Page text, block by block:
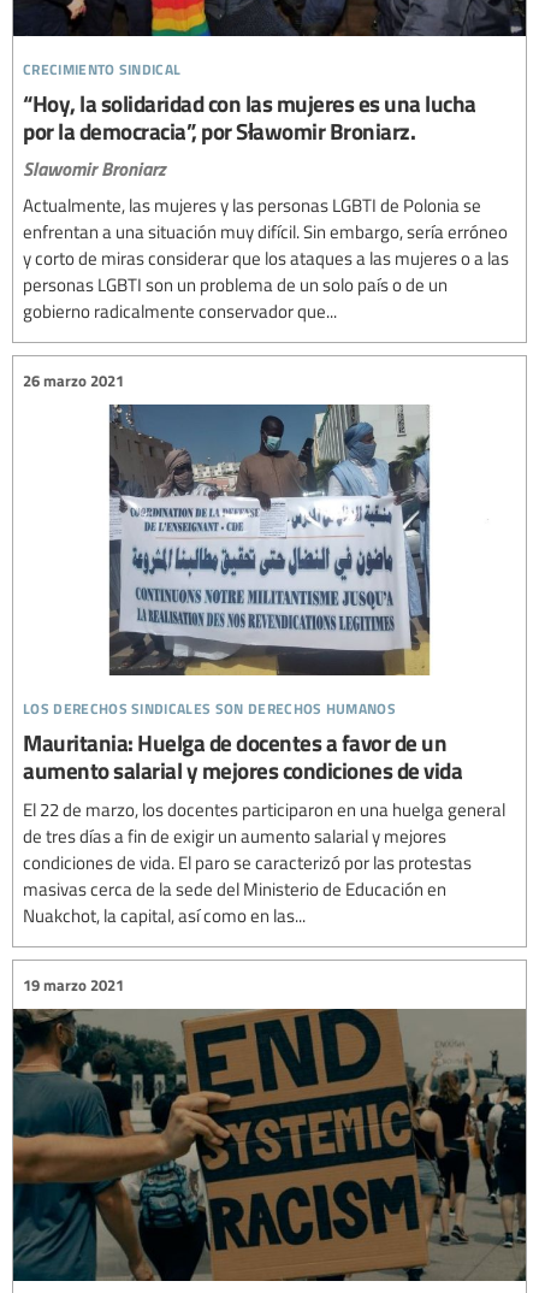
crecimiento sindical
“Hoy, la solidaridad con las mujeres es una lucha
por la democracia”, por Sławomir Broniarz.
Slawomir Broniarz
Actualmente, las mujeres y las personas LGBTI de Polonia se
enfrentan a una situación muy difícil. Sin embargo, sería erróneo
y corto de miras considerar que los ataques a las mujeres o a las
personas LGBTI son un problema de un solo país o de un
gobierno radicalmente conservador que...
los derechos sindicales son derechos humanos
26 marzo 2021
Mauritania: Huelga de docentes a favor de un
aumento salarial y mejores condiciones de vida
El 22 de marzo, los docentes participaron en una huelga general
de tres días a fin de exigir un aumento salarial y mejores
condiciones de vida. El paro se caracterizó por las protestas
masivas cerca de la sede del Ministerio de Educación en
Nuakchot, la capital, así como en las...
19 marzo 2021